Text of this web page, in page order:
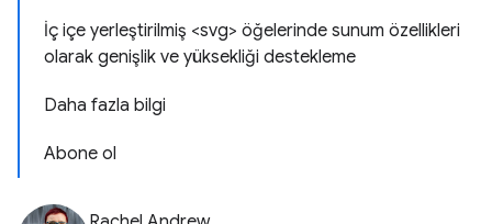
İç içe yerleştirilmiş <svg> öğelerinde sunum özellikleri
olarak genişlik ve yüksekliği destekleme
Daha fazla bilgi
Abone ol